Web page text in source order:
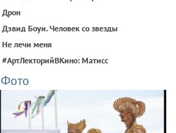
Дрон
Дэвид Боуи. Человек со звезды
Не лечи меня
#АртЛекторийВКино: Матисс
Фото